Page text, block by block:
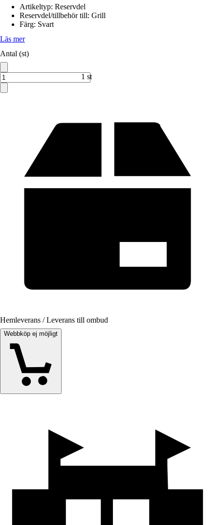
Artikeltyp: Reservdel
Reservdel/tillbehör till: Grill
Färg: Svart
Läs mer
Antal (st)
1 st
Hemleverans / Leverans till ombud
Webbköp ej möjligt